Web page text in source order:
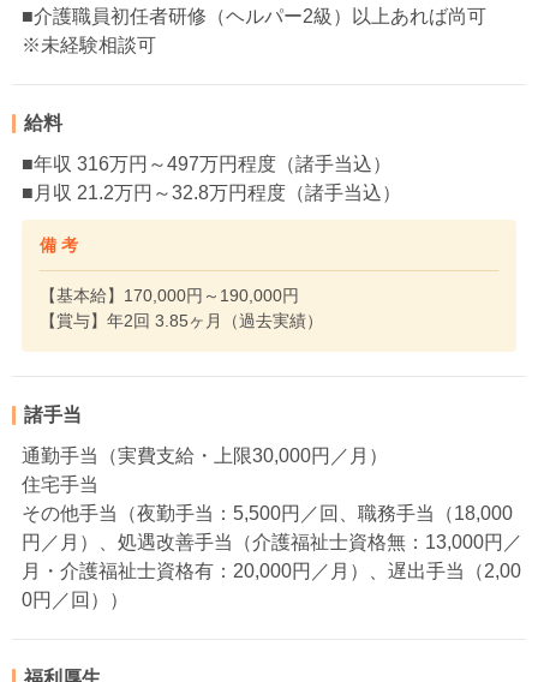
■介護職員初任者研修（ヘルパー2級）以上あれば尚可
※未経験相談可
給料
■年収 316万円～497万円程度（諸手当込）
■月収 21.2万円～32.8万円程度（諸手当込）
備 考
【基本給】170,000円～190,000円
【賞与】年2回 3.85ヶ月（過去実績）
諸手当
通勤手当（実費支給・上限30,000円／月）
住宅手当
その他手当（夜勤手当：5,500円／回、職務手当（18,000
円／月）、処遇改善手当（介護福祉士資格無：13,000円／
月・介護福祉士資格有：20,000円／月）、遅出手当（2,00
0円／回））